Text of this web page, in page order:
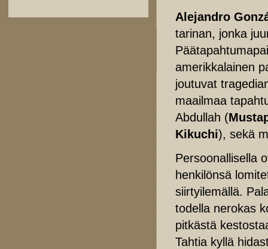
Alejandro
tarinan, jonka
amerikkalainen
joutuvat
maailmaa
Abdullah (
Kikuchi), sekä
Persoonallisella
henkilönsä
siirtyilemällä.
todella nerokas
pitkästä
Tahtia kyllä